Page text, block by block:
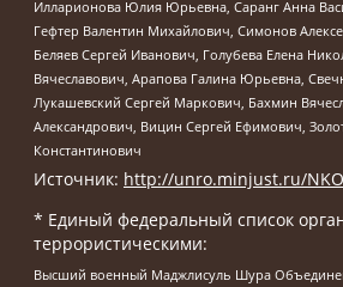
Илларионова Юлия Юрьевна, Саранг Анна
Гефтер Валентин Михайлович, Симонов
Беляев Сергей Иванович, Голубева Елена
Вячеславович, Арапова Галина Юрьевна,
Лукашевский Сергей Маркович, Бахмин
Александрович, Вицин Сергей Ефимович,
Константинович
Источник: http://unro.minjust.ru/
* Единый федеральный список
террористическими:
Высший военный Маджлисуль Шура